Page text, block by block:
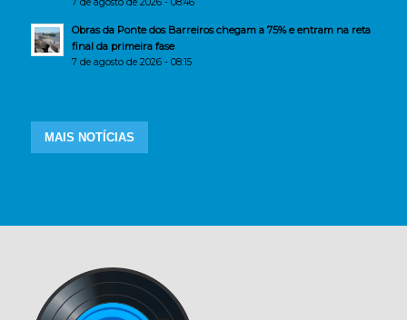
7 de agosto de 2026 - 08:46
Obras da Ponte dos Barreiros chegam a 75% e entram na reta
final da primeira fase
7 de agosto de 2026 - 08:15
MAIS NOTÍCIAS